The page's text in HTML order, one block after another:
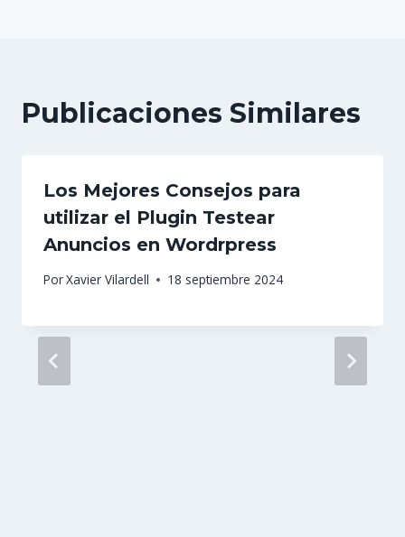
Publicaciones Similares
Los Mejores Consejos para
utilizar el Plugin Testear
Anuncios en Wordrpress
PorXavier Vilardell 18 septiembre 2024